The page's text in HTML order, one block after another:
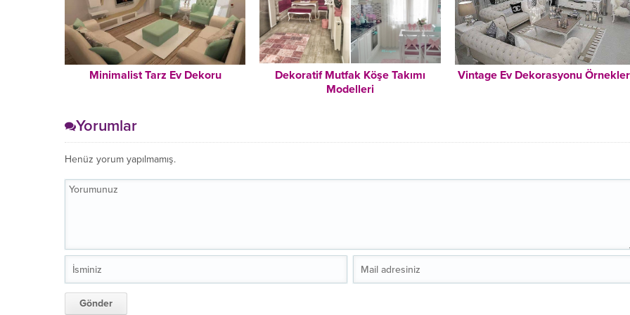
Minimalist Tarz Ev Dekoru
Dekoratif Mutfak Köşe Takımı
Modelleri
Vintage Ev Dekorasyonu
Yorumlar
Henüz yorum yapılmamış.